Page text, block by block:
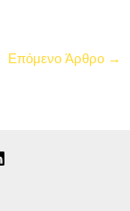
Επόμενο Άρθρο →